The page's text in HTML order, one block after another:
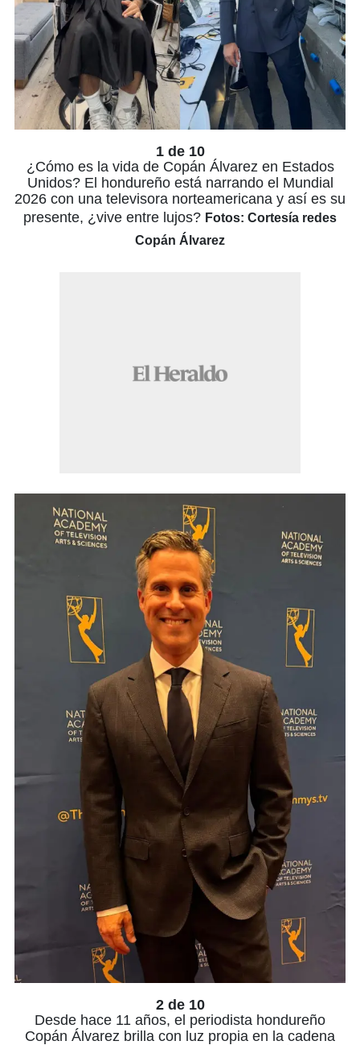
1 de 10
¿Cómo es la vida de Copán Álvarez en Estados
Unidos? El hondureño está narrando el Mundial
2026 con una televisora norteamericana y así es su
presente, ¿vive entre lujos? Fotos: Cortesía redes
Copán Álvarez
2 de 10
Desde hace 11 años, el periodista hondureño
Copán Álvarez brilla con luz propia en la cadena